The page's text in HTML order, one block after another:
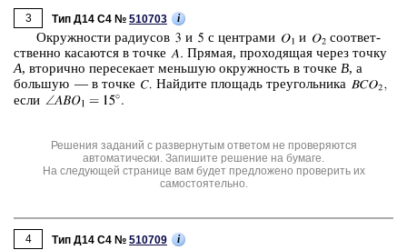
3 Тип Д14 C4 № 510703 i
Окруж­но­сти ра­ди­у­сов и с цен­тра­ми и
со­от­вет­
ствен­но ка­са­ют­ся в точке
Пря­мая, про­хо­дя­щая через точку
A, вто­рич­но пе­ре­се­ка­ет мень­шую окруж­ность в точке B, а
боль­шую — в точке
Най­ди­те пло­щадь тре­уголь­ни­ка
если
Решения заданий с развернутым ответом не проверяются
автоматически. Запишите решение на бумаге.
На следующей странице вам будет предложено проверить их
самостоятельно.
4 Тип Д14 C4 № 510709 i